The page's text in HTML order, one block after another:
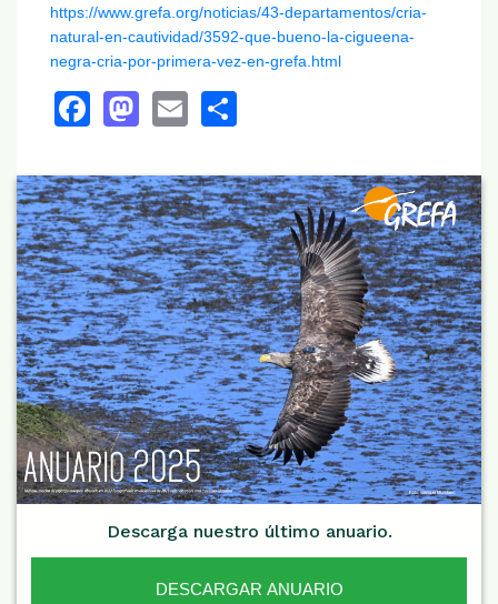
https://www.grefa.org/noticias/43-departamentos/cria-
natural-en-cautividad/3592-que-bueno-la-cigueena-
negra-cria-por-primera-vez-en-grefa.html
Facebook
Mastodon
Email
Descarga nuestro último anuario.
DESCARGAR ANUARIO